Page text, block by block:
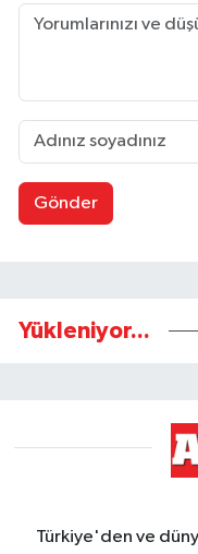
Gönder
Yükleniyor...
Türkiye'den ve